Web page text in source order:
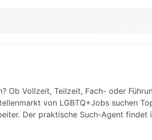
Ob Vollzeit, Teilzeit, Fach- oder
von LGBTQ+Jobs suchen
Der praktische Such-Agent findet